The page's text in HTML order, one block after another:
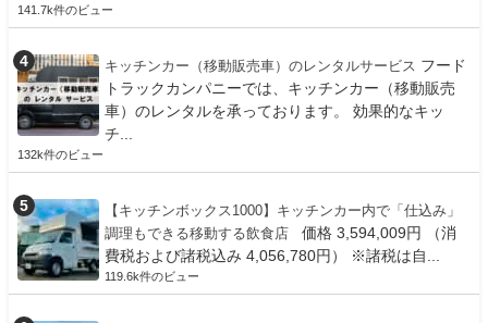
141.7k件のビュー
キッチンカー（移動販売車）のレンタルサービス フード
トラックカンパニーでは、キッチンカー（移動販売
車）のレンタルを承っております。 効果的なキッ
チ...
132k件のビュー
【キッチンボックス1000】キッチンカー内で「仕込み」
調理もできる移動する飲食店
価格 3,594,009円 （消
費税および諸税込み 4,056,780円） ※諸税は自...
119.6k件のビュー